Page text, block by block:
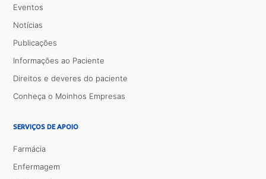
Eventos
Notícias
Publicações
Informações ao Paciente
Direitos e deveres do paciente
Conheça o Moinhos Empresas
SERVIÇOS DE APOIO
Farmácia
Enfermagem